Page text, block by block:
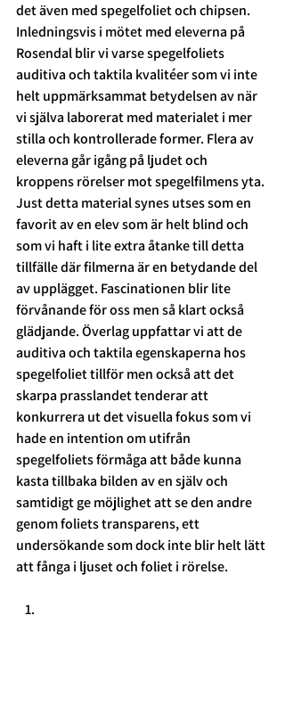
det även med spegelfoliet och chipsen.
Inledningsvis i mötet med eleverna på
Rosendal blir vi varse spegelfoliets
auditiva och taktila kvalitéer som vi inte
helt uppmärksammat betydelsen av när
vi själva laborerat med materialet i mer
stilla och kontrollerade former. Flera av
eleverna går igång på ljudet och
kroppens rörelser mot spegelfilmens yta.
Just detta material synes utses som en
favorit av en elev som är helt blind och
som vi haft i lite extra åtanke till detta
tillfälle där filmerna är en betydande del
av upplägget. Fascinationen blir lite
förvånande för oss men så klart också
glädjande. Överlag uppfattar vi att de
auditiva och taktila egenskaperna hos
spegelfoliet tillför men också att det
skarpa prasslandet tenderar att
konkurrera ut det visuella fokus som vi
hade en intention om utifrån
spegelfoliets förmåga att både kunna
kasta tillbaka bilden av en själv och
samtidigt ge möjlighet att se den andre
genom foliets transparens, ett
undersökande som dock inte blir helt lätt
att fånga i ljuset och foliet i rörelse.